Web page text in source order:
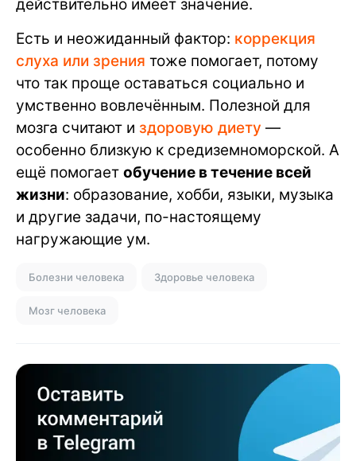
действительно имеет значение.
Есть и неожиданный фактор: коррекция
слуха или зрения тоже помогает, потому
что так проще оставаться социально и
умственно вовлечённым. Полезной для
мозга считают и здоровую диету —
особенно близкую к средиземноморской. А
ещё помогает обучение в течение всей
жизни: образование, хобби, языки, музыка
и другие задачи, по-настоящему
нагружающие ум.
Болезни человека Здоровье человека
Мозг человека